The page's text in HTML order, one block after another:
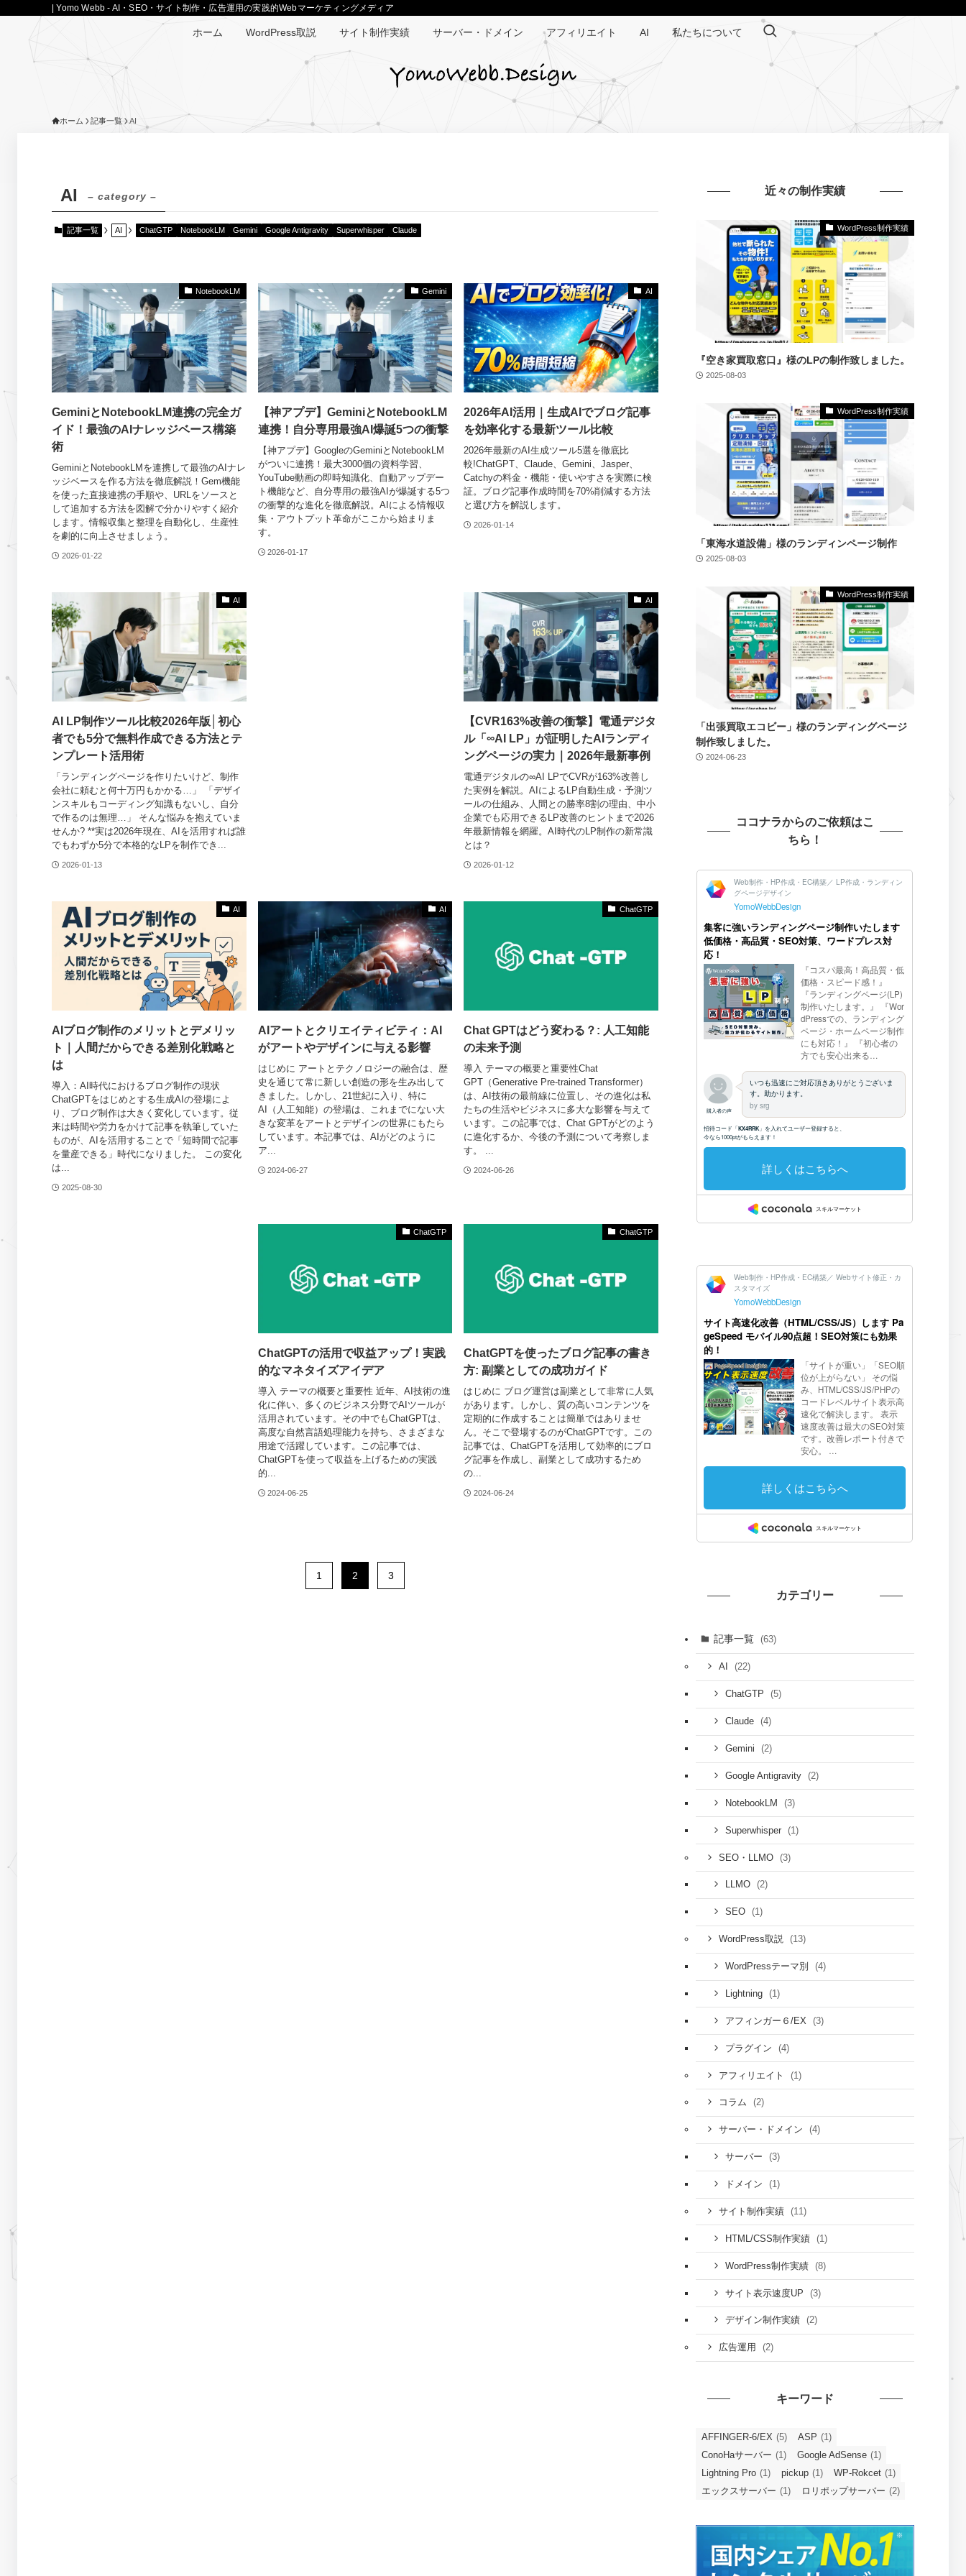
| Yomo Webb - AI・SEO・サイト制作・広告運用の実践的Webマーケティングメディア
ホーム WordPress取説 サイト制作実績 サーバー・ドメイン アフィリエイト AI 私たちについて
ホーム 記事一覧 AI
AI – category –
記事一覧 AI ChatGTP NotebookLM Gemini Google Antigravity Superwhisper Claude
NotebookLM
GeminiとNotebookLM連携の完全ガ
イド！最強のAIナレッジベース構築
術
GeminiとNotebookLMを連携して最強のAIナレ
ッジベースを作る方法を徹底解説！Gem機能
を使った直接連携の手順や、URLをソースと
して追加する方法を図解で分かりやすく紹介
します。情報収集と整理を自動化し、生産性
を劇的に向上させましょう。
2026-01-22
Gemini
【神アプデ】GeminiとNotebookLM
連携！自分専用最強AI爆誕5つの衝撃
【神アプデ】GoogleのGeminiとNotebookLM
がついに連携！最大3000個の資料学習、
YouTube動画の即時知識化、自動アップデー
ト機能など、自分専用の最強AIが爆誕する5つ
の衝撃的な進化を徹底解説。AIによる情報収
集・アウトプット革命がここから始まりま
す。
2026-01-17
AI
2026年AI活用｜生成AIでブログ記事
を効率化する最新ツール比較
2026年最新のAI生成ツール5選を徹底比
較!ChatGPT、Claude、Gemini、Jasper、
Catchyの料金・機能・使いやすさを実際に検
証。ブログ記事作成時間を70%削減する方法
と選び方を解説します。
2026-01-14
AI
AI LP制作ツール比較2026年版│初心
者でも5分で無料作成できる方法とテ
ンプレート活用術
「ランディングページを作りたいけど、制作
会社に頼むと何十万円もかかる…」 「デザイ
ンスキルもコーディング知識もないし、自分
で作るのは無理…」 そんな悩みを抱えていま
せんか? **実は2026年現在、AIを活用すれば誰
でもわずか5分で本格的なLPを制作でき...
2026-01-13
AI
【CVR163%改善の衝撃】電通デジタ
ル「∞AI LP」が証明したAIランディ
ングページの実力｜2026年最新事例
電通デジタルの∞AI LPでCVRが163%改善し
た実例を解説。AIによるLP自動生成・予測ツ
ールの仕組み、人間との勝率8割の理由、中小
企業でも応用できるLP改善のヒントまで2026
年最新情報を網羅。AI時代のLP制作の新常識
とは？
2026-01-12
AI
AIブログ制作のメリットとデメリッ
ト｜人間だからできる差別化戦略と
は
導入：AI時代におけるブログ制作の現状
ChatGPTをはじめとする生成AIの登場によ
り、ブログ制作は大きく変化しています。従
来は時間や労力をかけて記事を執筆していた
ものが、AIを活用することで「短時間で記事
を量産できる」時代になりました。 この変化
は...
2025-08-30
AI
AIアートとクリエイティビティ：AI
がアートやデザインに与える影響
はじめに アートとテクノロジーの融合は、歴
史を通じて常に新しい創造の形を生み出して
きました。しかし、21世紀に入り、特に
AI（人工知能）の登場は、これまでにない大
きな変革をアートとデザインの世界にもたら
しています。本記事では、AIがどのように
ア...
2024-06-27
ChatGTP
Chat GPTはどう変わる？: 人工知能
の未来予測
導入 テーマの概要と重要性Chat
GPT（Generative Pre-trained Transformer）
は、AI技術の最前線に位置し、その進化は私
たちの生活やビジネスに多大な影響を与えて
います。この記事では、Chat GPTがどのよう
に進化するか、今後の予測について考察しま
す。 ...
2024-06-26
ChatGTP
ChatGPTの活用で収益アップ！実践
的なマネタイズアイデア
導入 テーマの概要と重要性 近年、AI技術の進
化に伴い、多くのビジネス分野でAIツールが
活用されています。その中でもChatGPTは、
高度な自然言語処理能力を持ち、さまざまな
用途で活躍しています。この記事では、
ChatGPTを使って収益を上げるための実践
的...
2024-06-25
ChatGTP
ChatGPTを使ったブログ記事の書き
方: 副業としての成功ガイド
はじめに ブログ運営は副業として非常に人気
があります。しかし、質の高いコンテンツを
定期的に作成することは簡単ではありませ
ん。そこで登場するのがChatGPTです。この
記事では、ChatGPTを活用して効率的にブロ
グ記事を作成し、副業として成功するため
の...
2024-06-24
1 2 3
近々の制作実績
WordPress制作実績
『空き家買取窓口』様のLPの制作致しました。
2025-08-03
WordPress制作実績
「東海水道設備」様のランディンページ制作
2025-08-03
WordPress制作実績
「出張買取エコビー」様のランディングページ
制作致しました。
2024-06-23
ココナラからのご依頼はこ
ちら！
カテゴリー
記事一覧 (63)
AI (22)
ChatGTP (5)
Claude (4)
Gemini (2)
Google Antigravity (2)
NotebookLM (3)
Superwhisper (1)
SEO・LLMO (3)
LLMO (2)
SEO (1)
WordPress取説 (13)
WordPressテーマ別 (4)
Lightning (1)
アフィンガー６/EX (3)
プラグイン (4)
アフィリエイト (1)
コラム (2)
サーバー・ドメイン (4)
サーバー (3)
ドメイン (1)
サイト制作実績 (11)
HTML/CSS制作実績 (1)
WordPress制作実績 (8)
サイト表示速度UP (3)
デザイン制作実績 (2)
広告運用 (2)
キーワード
AFFINGER-6/EX (5) ASP (1)
ConoHaサーバー (1) Google AdSense (1)
Lightning Pro (1) pickup (1) WP-Rokcet (1)
エックスサーバー (1) ロリポップサーバー (2)